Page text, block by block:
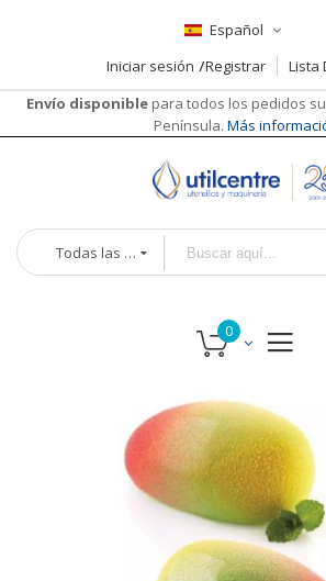
Español
Iniciar sesión
Registrar
Lista
Envío disponible para todos los pedidos
Península. Más
Todas las categorías